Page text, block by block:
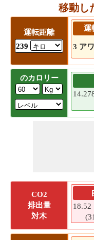
移動し
運転距離
239
運
3 ア
のカロリー
CO2
排出量
対木
18.52